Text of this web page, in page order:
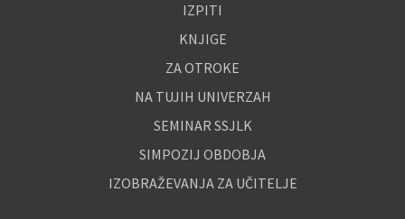
IZPITI
KNJIGE
ZA OTROKE
NA TUJIH UNIVERZAH
SEMINAR SSJLK
SIMPOZIJ OBDOBJA
IZOBRAŽEVANJA ZA UČITELJE